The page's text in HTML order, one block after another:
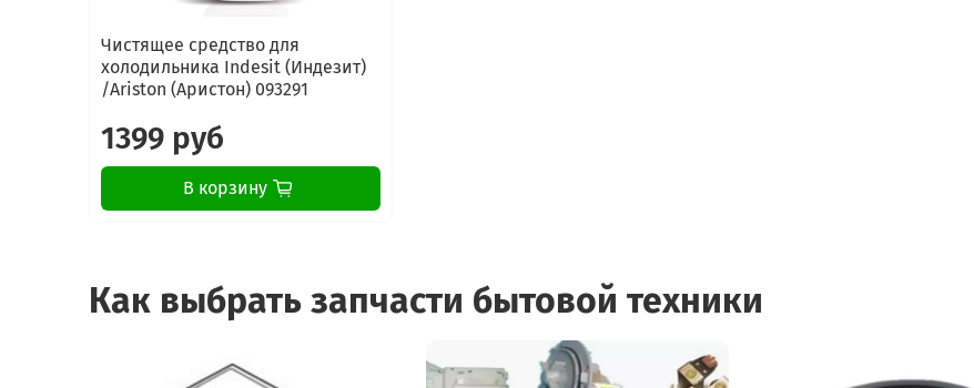
Чистящее средство для
холодильника Indesit (Индезит)
/Ariston (Аристон) 093291
1399 руб
В корзину
Как выбрать запчасти бытовой техники